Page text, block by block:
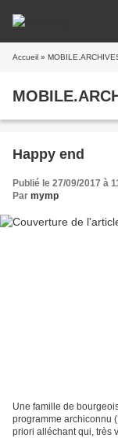
Accueil »
Happy end
Publié le 27/09/2017 à
Par mymp
Une famille de
programme archiconnu
priori alléchant qui, très